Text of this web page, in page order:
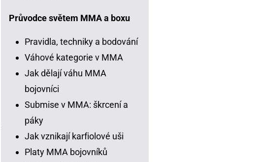
Průvodce světem MMA a boxu
Pravidla, techniky a bodování
Váhové kategorie v MMA
Jak dělají váhu MMA
bojovníci
Submise v MMA: škrcení a
páky
Jak vznikají karfiolové uši
Platy MMA bojovníků